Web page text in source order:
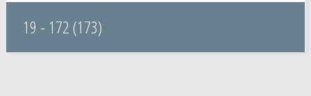
19 - 172 (173)